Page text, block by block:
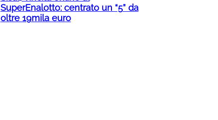
SuperEnalotto: centrato un “5” da
oltre 19mila euro